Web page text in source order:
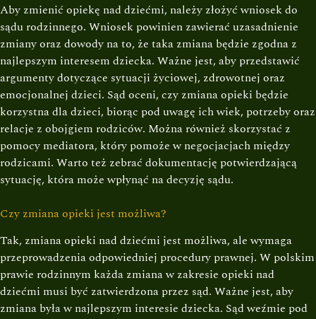
Aby zmienić opiekę nad dziećmi, należy złożyć wniosek do
sądu rodzinnego. Wniosek powinien zawierać uzasadnienie
zmiany oraz dowody na to, że taka zmiana będzie zgodna z
najlepszym interesem dziecka. Ważne jest, aby przedstawić
argumenty dotyczące sytuacji życiowej, zdrowotnej oraz
emocjonalnej dzieci. Sąd oceni, czy zmiana opieki będzie
korzystna dla dzieci, biorąc pod uwagę ich wiek, potrzeby oraz
relacje z obojgiem rodziców. Można również skorzystać z
pomocy mediatora, który pomoże w negocjacjach między
rodzicami. Warto też zebrać dokumentację potwierdzającą
sytuację, która może wpłynąć na decyzję sądu.
Czy zmiana opieki jest możliwa?
Tak, zmiana opieki nad dziećmi jest możliwa, ale wymaga
przeprowadzenia odpowiedniej procedury prawnej. W polskim
prawie rodzinnym każda zmiana w zakresie opieki nad
dziećmi musi być zatwierdzona przez sąd. Ważne jest, aby
zmiana była w najlepszym interesie dziecka. Sąd weźmie pod